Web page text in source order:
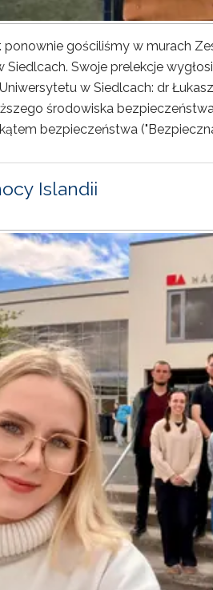
ponownie gościliśmy w murach
Siedlcach. Swoje prelekcje
w Siedlcach: dr
środowiska
bezpieczeństwa
Islandii